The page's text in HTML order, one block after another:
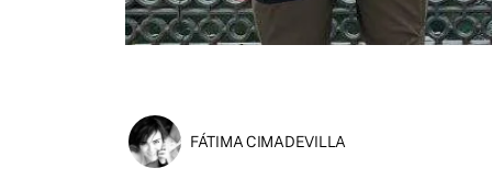
FÁTIMA CIMADEVILLA